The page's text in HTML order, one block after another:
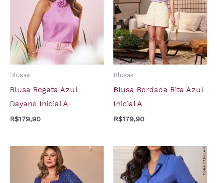
Blusas
Blusa Regata Azul
Dayane Inicial A
R$179,90
Blusas
Blusa Bordada Rita Azul
Inicial A
R$179,90